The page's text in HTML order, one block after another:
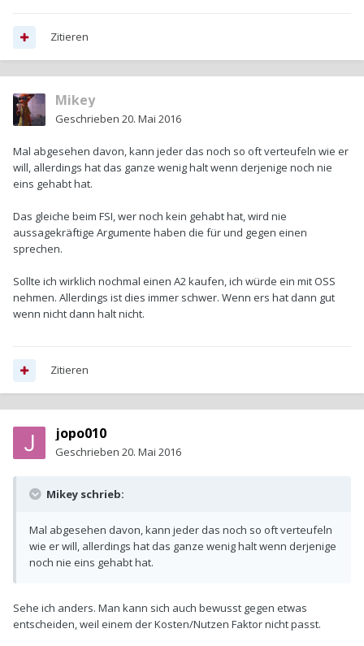
Zitieren
Mikey
Geschrieben 20. Mai 2016
Mal abgesehen davon, kann jeder das noch so oft verteufeln wie er
will, allerdings hat das ganze wenig halt wenn derjenige noch nie
eins gehabt hat.
Das gleiche beim FSI, wer noch kein gehabt hat, wird nie
aussagekräftige Argumente haben die für und gegen einen
sprechen.
Sollte ich wirklich nochmal einen A2 kaufen, ich würde ein mit OSS
nehmen. Allerdings ist dies immer schwer. Wenn ers hat dann gut
wenn nicht dann halt nicht.
Zitieren
jopo010
Geschrieben 20. Mai 2016
Mikey schrieb:
Mal abgesehen davon, kann jeder das noch so oft verteufeln
wie er will, allerdings hat das ganze wenig halt wenn derjenige
noch nie eins gehabt hat.
Sehe ich anders. Man kann sich auch bewusst gegen etwas
entscheiden, weil einem der Kosten/Nutzen Faktor nicht passt.